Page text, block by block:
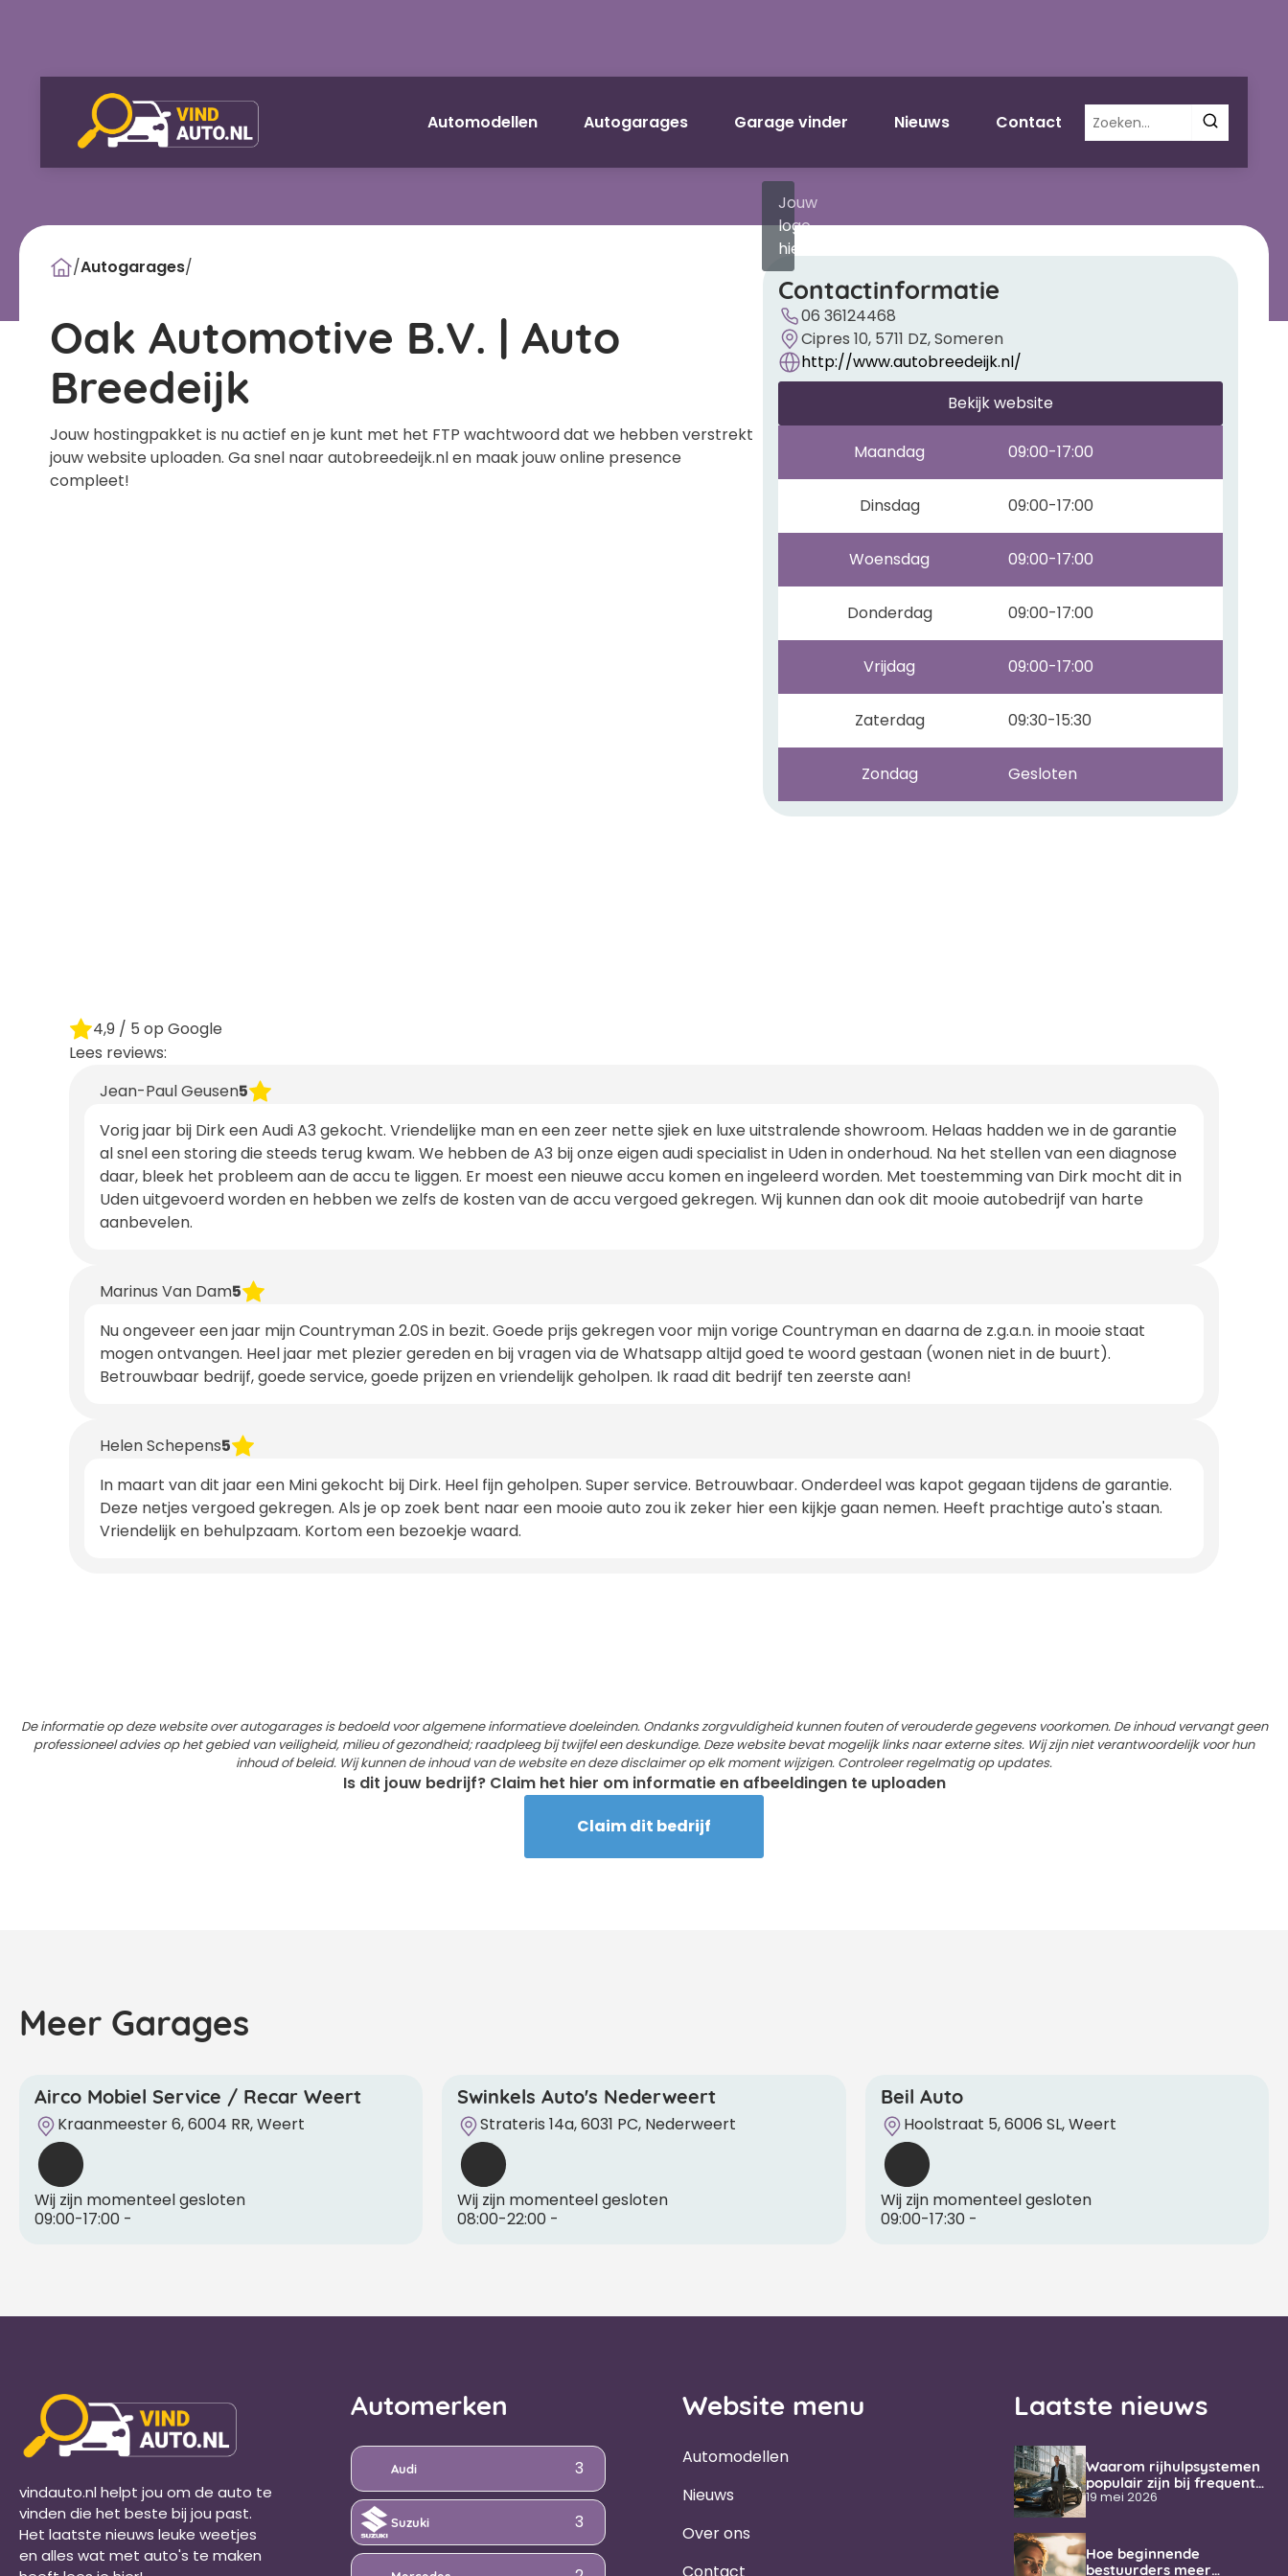
Automodellen Autogarages Garage vinder Nieuws Contact
Zoeken
naar:
/Autogarages/
Oak Automotive B.V. | Auto
Breedeijk
Jouw hostingpakket is nu actief en je kunt met het FTP wachtwoord dat we hebben verstrekt
jouw website uploaden. Ga snel naar autobreedeijk.nl en maak jouw online presence
compleet!
Jouw
logo
hier?
Contactinformatie
06 36124468
Cipres 10, 5711 DZ, Someren
http://www.autobreedeijk.nl/
Bekijk website
Maandag 09:00-17:00
Dinsdag 09:00-17:00
Woensdag 09:00-17:00
Donderdag 09:00-17:00
Vrijdag 09:00-17:00
Zaterdag 09:30-15:30
Zondag Gesloten
4,9 / 5 op Google
Lees reviews:
Jean-Paul Geusen5
Vorig jaar bij Dirk een Audi A3 gekocht. Vriendelijke man en een zeer nette sjiek en luxe uitstralende showroom. Helaas hadden we in de garantie
al snel een storing die steeds terug kwam. We hebben de A3 bij onze eigen audi specialist in Uden in onderhoud. Na het stellen van een diagnose
daar, bleek het probleem aan de accu te liggen. Er moest een nieuwe accu komen en ingeleerd worden. Met toestemming van Dirk mocht dit in
Uden uitgevoerd worden en hebben we zelfs de kosten van de accu vergoed gekregen. Wij kunnen dan ook dit mooie autobedrijf van harte
aanbevelen.
Marinus Van Dam5
Nu ongeveer een jaar mijn Countryman 2.0S in bezit. Goede prijs gekregen voor mijn vorige Countryman en daarna de z.g.a.n. in mooie staat
mogen ontvangen. Heel jaar met plezier gereden en bij vragen via de Whatsapp altijd goed te woord gestaan (wonen niet in de buurt).
Betrouwbaar bedrijf, goede service, goede prijzen en vriendelijk geholpen. Ik raad dit bedrijf ten zeerste aan!
Helen Schepens5
In maart van dit jaar een Mini gekocht bij Dirk. Heel fijn geholpen. Super service. Betrouwbaar. Onderdeel was kapot gegaan tijdens de garantie.
Deze netjes vergoed gekregen. Als je op zoek bent naar een mooie auto zou ik zeker hier een kijkje gaan nemen. Heeft prachtige auto's staan.
Vriendelijk en behulpzaam. Kortom een bezoekje waard.
De informatie op deze website over autogarages is bedoeld voor algemene informatieve doeleinden. Ondanks zorgvuldigheid kunnen fouten of verouderde gegevens voorkomen. De inhoud vervangt geen
professioneel advies op het gebied van veiligheid, milieu of gezondheid; raadpleeg bij twijfel een deskundige. Deze website bevat mogelijk links naar externe sites. Wij zijn niet verantwoordelijk voor hun
inhoud of beleid. Wij kunnen de inhoud van de website en deze disclaimer op elk moment wijzigen. Controleer regelmatig op updates.
Is dit jouw bedrijf? Claim het hier om informatie en afbeeldingen te uploaden
Claim dit bedrijf
Meer Garages
Airco Mobiel Service / Recar Weert
Kraanmeester 6, 6004 RR, Weert
Wij zijn momenteel gesloten
09:00-17:00 -
Swinkels Auto's Nederweert
Strateris 14a, 6031 PC, Nederweert
Wij zijn momenteel gesloten
08:00-22:00 -
Beil Auto
Hoolstraat 5, 6006 SL, Weert
Wij zijn momenteel gesloten
09:00-17:30-
vindauto.nl helpt jou om de auto te
vinden die het beste bij jou past.
Het laatste nieuws leuke weetjes
en alles wat met auto's te maken
Automerken
Audi 3
Suzuki 3
Website menu
Automodellen
Nieuws
Over ons
Contact
Laatste nieuws
Waarom rijhulpsystemen
populair zijn bij frequente
weggebruikers
19 mei 2026
Hoe beginnende
bestuurders meer